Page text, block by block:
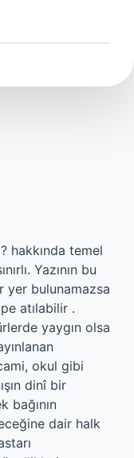
hakkında temel
Yazının bu
yer bulunamazsa
atılabilir .
yaygın olsa
okul gibi
dinî bir
bağının
dair halk